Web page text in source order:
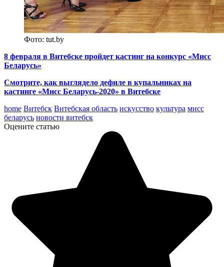
Фото: tut.by
8 февраля в Витебске пройдет кастинг на конкурс «Мисс
Беларусь»
Смотрите, как выглядело дефиле в купальниках на
кастинге «Мисс Беларусь-2020» в Витебске
home Витебск Витебская область искусство культура мисс
беларусь новости витебск
Оцените статью